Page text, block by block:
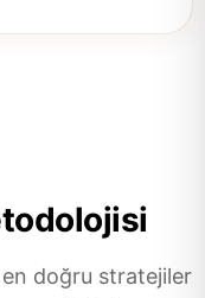
doğru stratejiler